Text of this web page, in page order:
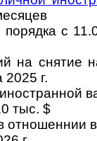
порядка с
на снятие
г.
тыс. $
отношеннии